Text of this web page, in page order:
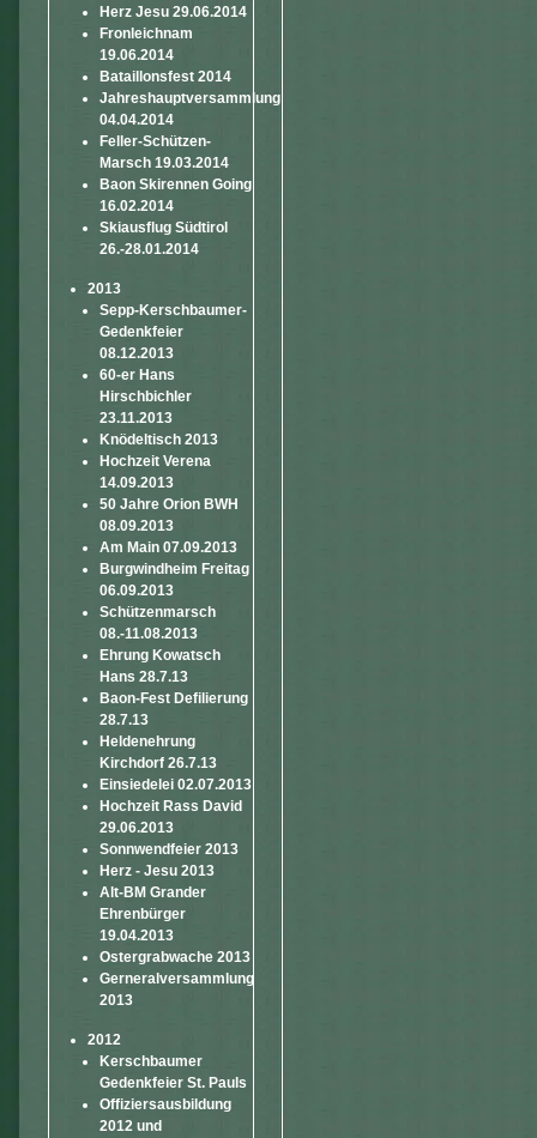
Herz Jesu 29.06.2014
Fronleichnam
19.06.2014
Bataillonsfest 2014
Jahreshauptversammlung
04.04.2014
Feller-Schützen-
Marsch 19.03.2014
Baon Skirennen Going
16.02.2014
Skiausflug Südtirol
26.-28.01.2014
2013
Sepp-Kerschbaumer-
Gedenkfeier
08.12.2013
60-er Hans
Hirschbichler
23.11.2013
Knödeltisch 2013
Hochzeit Verena
14.09.2013
50 Jahre Orion BWH
08.09.2013
Am Main 07.09.2013
Burgwindheim Freitag
06.09.2013
Schützenmarsch
08.-11.08.2013
Ehrung Kowatsch
Hans 28.7.13
Baon-Fest Defilierung
28.7.13
Heldenehrung
Kirchdorf 26.7.13
Einsiedelei 02.07.2013
Hochzeit Rass David
29.06.2013
Sonnwendfeier 2013
Herz - Jesu 2013
Alt-BM Grander
Ehrenbürger
19.04.2013
Ostergrabwache 2013
Gerneralversammlung
2013
2012
Kerschbaumer
Gedenkfeier St. Pauls
Offiziersausbildung
2012 und